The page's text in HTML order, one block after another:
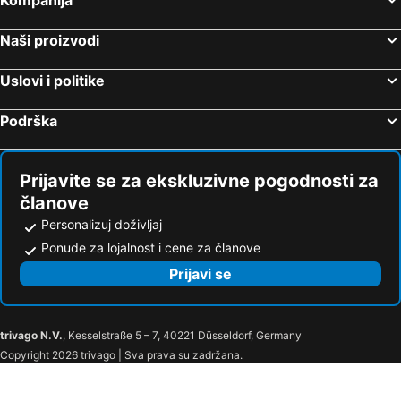
Naši proizvodi
Uslovi i politike
Podrška
Prijavite se za ekskluzivne pogodnosti za
članove
Personalizuj doživljaj
Ponude za lojalnost i cene za članove
Prijavi se
trivago N.V., Kesselstraße 5 – 7, 40221 Düsseldorf, Germany
Copyright 2026 trivago | Sva prava su zadržana.